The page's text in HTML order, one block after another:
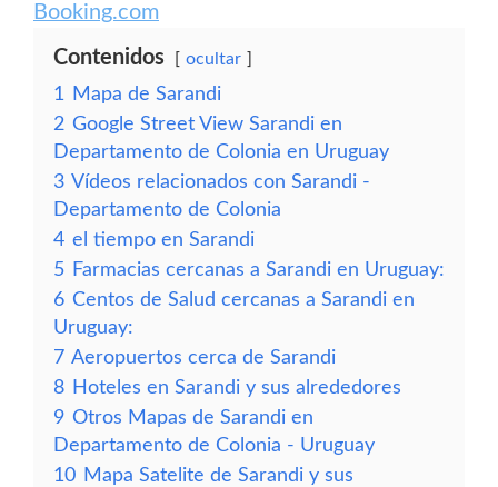
Booking.com
Contenidos ocultar
1
Mapa de Sarandi
2 Google Street View Sarandi en
Departamento de Colonia en Uruguay
3 Vídeos relacionados con Sarandi -
Departamento de Colonia
4 el tiempo en Sarandi
5 Farmacias cercanas a Sarandi en Uruguay:
6 Centos de Salud cercanas a Sarandi en
Uruguay:
7 Aeropuertos cerca de Sarandi
8 Hoteles en Sarandi y sus alrededores
9 Otros Mapas de Sarandi en
Departamento de Colonia - Uruguay
10 Mapa Satelite de Sarandi y sus